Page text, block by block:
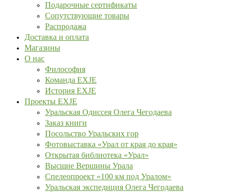
Подарочные сертификаты
Сопутствующие товары
Распродажа
Доставка и оплата
Магазины
О нас
Философия
Команда EXJE
История EXJE
Проекты EXJE
Уральская Одиссея Олега Чегодаева
Заказ книги
Посольство Уральских гор
Фотовыставка «Урал от края до края»
Открытая библиотека «Урал»
Высшие Вершины Урала
Спелеопроект «100 км под Уралом»
Уральская экспедиция Олега Чегодаева